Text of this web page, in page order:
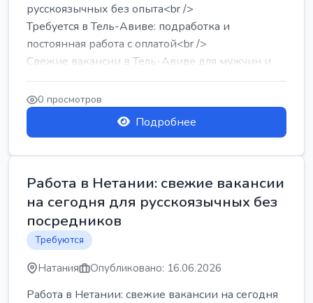
русскоязычных без опыта<br />
Требуется в Тель-Авиве: подработка и
постоянная работа с оплатой<br />
Свежие вакансии в Тель-Авиве для мужчин и
женщин от хозя...
0 просмотров
Подробнее
Работа в Нетании: свежие вакансии
на сегодня для русскоязычных без
посредников
Требуются
Натания Опубликовано: 16.06.2026
Работа в Нетании: свежие вакансии на сегодня